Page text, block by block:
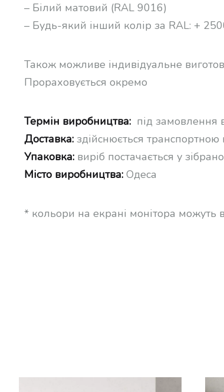
– Білий матовий (RAL 9016)
– Будь-який інший колір за RAL: +
Також можливе індивідуальне
Прораховується окремо
Термін виробництва: під замовлення
Доставка: здійснюється
Упаковка: виріб постачається у
Місто виробництва: Одеса
* кольори на екрані монітора можуть